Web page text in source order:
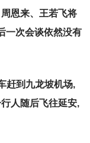
恩来、王若飞将
一次会谈依然没有
赶到九龙坡机场,
人随后飞往延安,